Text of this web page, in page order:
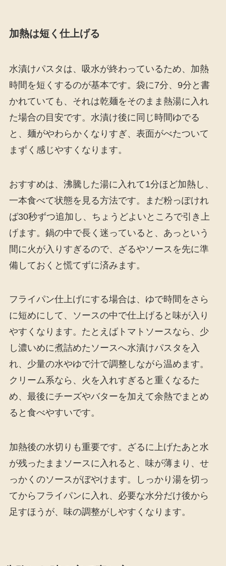
加熱は短く仕上げる
水漬けパスタは、吸水が終わっているため、加熱
時間を短くするのが基本です。袋に7分、9分と書
かれていても、それは乾麺をそのまま熱湯に入れ
た場合の目安です。水漬け後に同じ時間ゆでる
と、麺がやわらかくなりすぎ、表面がべたついて
まずく感じやすくなります。
おすすめは、沸騰した湯に入れて1分ほど加熱し、
一本食べて状態を見る方法です。まだ粉っぽけれ
ば30秒ずつ追加し、ちょうどよいところで引き上
げます。鍋の中で長く迷っていると、あっという
間に火が入りすぎるので、ざるやソースを先に準
備しておくと慌てずに済みます。
フライパン仕上げにする場合は、ゆで時間をさら
に短めにして、ソースの中で仕上げると味が入り
やすくなります。たとえばトマトソースなら、少
し濃いめに煮詰めたソースへ水漬けパスタを入
れ、少量の水やゆで汁で調整しながら温めます。
クリーム系なら、火を入れすぎると重くなるた
め、最後にチーズやバターを加えて余熱でまとめ
ると食べやすいです。
加熱後の水切りも重要です。ざるに上げたあと水
が残ったままソースに入れると、味が薄まり、せ
っかくのソースがぼやけます。しっかり湯を切っ
てからフライパンに入れ、必要な水分だけ後から
足すほうが、味の調整がしやすくなります。